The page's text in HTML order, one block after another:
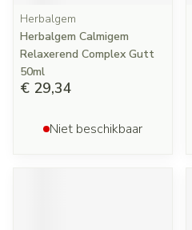
Herbalgem
Herbalgem Calmigem
Relaxerend Complex Gutt
50ml
€ 29,34
Niet beschikbaar